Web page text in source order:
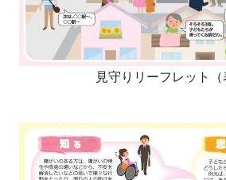
見守りリーフレット（